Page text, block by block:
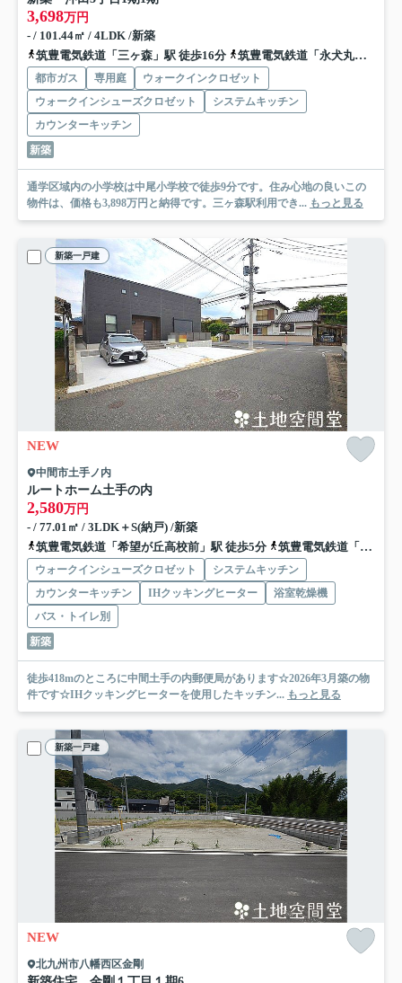
3,698万円
- / 101.44㎡ / 4LDK /新築
筑豊電気鉄道「三ヶ森」駅 徒歩16分
筑豊電気鉄道「永犬丸」駅 徒歩20分
都市ガス 専用庭
ウォークインクロゼット
ウォークインシューズクロゼット
システムキッチン
カウンターキッチン
新築
通学区域内の小学校は中尾小学校で徒歩9分です。住み心地の良いこの
物件は、価格も3,898万円と納得です。三ヶ森駅利用でき... もっと見る
新築一戸建
NEW
中間市土手ノ内
ルートホーム土手の内
2,580万円
- / 77.01㎡ / 3LDK＋S(納戸) /新築
筑豊電気鉄道「希望が丘高校前」駅 徒歩5分
筑豊電気鉄道「筑豊中間」駅 徒歩17分
ウォークインシューズクロゼット
システムキッチン
カウンターキッチン
IHクッキングヒーター
浴室乾燥機
バス・トイレ別
新築
徒歩418mのところに中間土手の内郵便局があります☆2026年3月築の物
件です☆IHクッキングヒーターを使用したキッチン... もっと見る
新築一戸建
NEW
北九州市八幡西区金剛